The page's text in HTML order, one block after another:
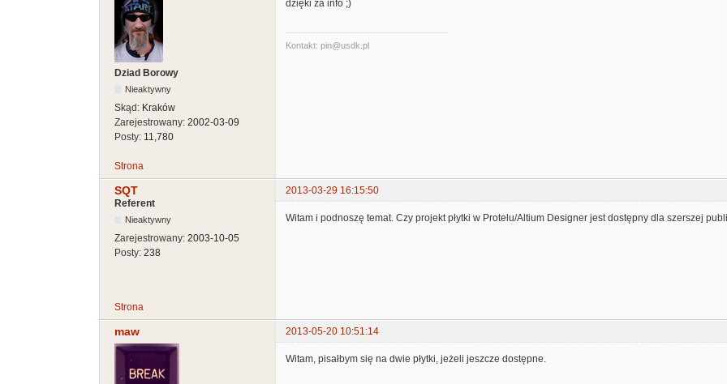
Dziad Borowy
Nieaktywny
Skąd: Kraków
Zarejestrowany: 2002-03-09
Posty: 11,780
dzięki za info ;)
Kontakt: pin@usdk.pl
Strona
SQT
2013-03-29 16:15:50
Referent
Nieaktywny
Zarejestrowany: 2003-10-05
Posty: 238
Witam i podnoszę temat. Czy projekt płytki w Protelu/Altium Designer jest dostępny dla szerszej
Strona
maw 2013-05-20 10:51:14
Witam, pisałbym się na dwie płytki, jeżeli jeszcze dostępne.